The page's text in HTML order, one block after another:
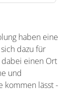
haben eine
dazu für
einen Ort
und
kommen lässt -